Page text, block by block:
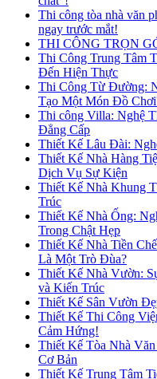
Thi công tòa nhà văn
ngay trước mắt!
THI CÔNG TRỌN
Thi Công Trung Tâm
Đến Hiện Thực
Thi Công Từ Đường:
Tạo Một Món Đồ
Thi công Villa: Nghệ
Đẳng Cấp
Thiết Kế Lâu Đài:
Thiết Kế Nhà Hàng
Dịch Vụ Sự Kiện
Thiết Kế Nhà Khung
Trúc
Thiết Kế Nhà Ống:
Trong Chật Hẹp
Thiết Kế Nhà Tiền
Là Một Trò Đùa?
Thiết Kế Nhà Vườn:
và Kiến Trúc
Thiết Kế Sân Vườn
Thiết Kế Thi Công
Cảm Hứng!
Thiết Kế Tòa Nhà
Cơ Bản
Thiết Kế Trung Tâm